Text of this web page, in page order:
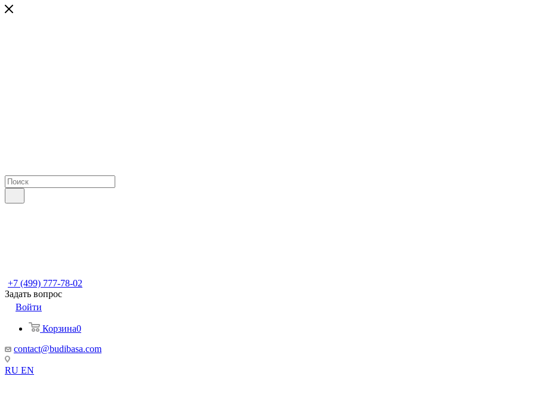
+7 (499) 777-78-02
Задать вопрос
Войти
Корзина0
contact@budibasa.com
RU EN